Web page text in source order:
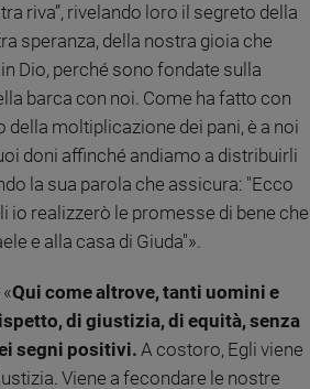
Vai
riva”, rivelando loro il segreto della
speranza, della nostra gioia che
Dio, perché sono fondate sulla
barca con noi. Come ha fatto con
moltiplicazione dei pani, è a noi
doni affinché andiamo a distribuirli
la sua parola che assicura: "Ecco
io realizzerò le promesse di bene che
e alla casa di Giuda"».
Qui come altrove, tanti uomini e
di giustizia, di equità, senza
segni positivi. A costoro, Egli viene
Viene a fecondare le nostre